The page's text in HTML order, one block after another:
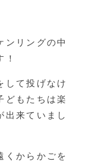
ンリングの中
して投げなけ
どもたちは楽
出来ていまし
くからかごを